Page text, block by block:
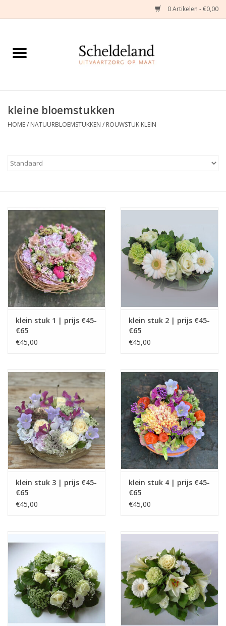
0 Artikelen - €0,00
Home
Herinneringsjuwelen
Troostartikelen
Kleine asdragers
Grafdecoratie
Naar website SCHELDE.LAND
kleine bloemstukken
HOME/ NATUURBLOEMSTUKKEN / ROUWSTUK KLEIN
klein stuk 1 | prijs €45-
€65
€45,00
klein stuk 2 | prijs €45-
€65
€45,00
klein stuk 3 | prijs €45-
€65
€45,00
klein stuk 4 | prijs €45-
€65
€45,00